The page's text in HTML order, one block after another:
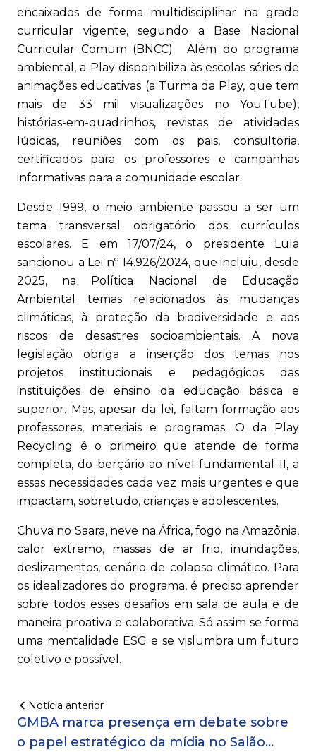
encaixados de forma multidisciplinar na grade
curricular vigente, segundo a Base Nacional
Curricular Comum (BNCC). Além do programa
ambiental, a Play disponibiliza às escolas séries de
animações educativas (a Turma da Play, que tem
mais de 33 mil visualizações no YouTube),
histórias-em-quadrinhos, revistas de atividades
lúdicas, reuniões com os pais, consultoria,
certificados para os professores e campanhas
informativas para a comunidade escolar.
Desde 1999, o meio ambiente passou a ser um
tema transversal obrigatório dos currículos
escolares. E em 17/07/24, o presidente Lula
sancionou a Lei nº 14.926/2024, que incluiu, desde
2025, na Política Nacional de Educação
Ambiental temas relacionados às mudanças
climáticas, à proteção da biodiversidade e aos
riscos de desastres socioambientais. A nova
legislação obriga a inserção dos temas nos
projetos institucionais e pedagógicos das
instituições de ensino da educação básica e
superior. Mas, apesar da lei, faltam formação aos
professores, materiais e programas. O da Play
Recycling é o primeiro que atende de forma
completa, do berçário ao nível fundamental II, a
essas necessidades cada vez mais urgentes e que
impactam, sobretudo, crianças e adolescentes.
Chuva no Saara, neve na África, fogo na Amazônia,
calor extremo, massas de ar frio, inundações,
deslizamentos, cenário de colapso climático. Para
os idealizadores do programa, é preciso aprender
sobre todos esses desafios em sala de aula e de
maneira proativa e colaborativa. Só assim se forma
uma mentalidade ESG e se vislumbra um futuro
coletivo e possível.
Notícia anterior
GMBA marca presença em debate sobre
o papel estratégico da mídia no Salão